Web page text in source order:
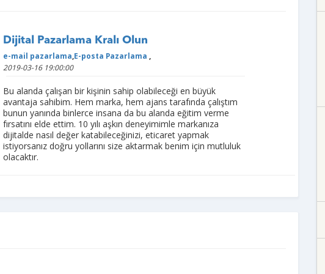
Dijital Pazarlama Kralı Olun
e-mail pazarlama E-posta Pazarlama
2019-03-16 19:00:00
Bu alanda çalışan bir kişinin sahip olabileceği en büyük
avantaja sahibim. Hem marka, hem ajans tarafında çalıştım
bunun yanında binlerce insana da bu alanda eğitim verme
fırsatını elde ettim. 10 yılı aşkın deneyimimle markanıza
dijitalde nasıl değer katabileceğinizi, eticaret yapmak
istiyorsanız doğru yollarını size aktarmak benim için mutluluk
olacaktır.